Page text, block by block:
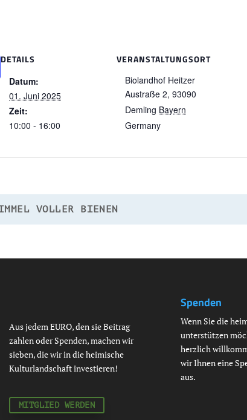
DETAILS
Datum:
01. Juni 2025
Zeit:
10:00 - 16:00
VERANSTALTUNGSORT
Biolandhof Heitzer
Austraße 2,93090
Demling Bayern
Germany
VOLLER BIENEN
Aus jedem EURO, den sie Beitrag
zahlen oder Spenden, machen wir
sieben, die wir in die heimische
Kulturlandschaft investieren!
MITGLIED WERDEN
Spenden
Wenn Sie die
unterstützen
herzlich
wir Ihnen eine
aus.